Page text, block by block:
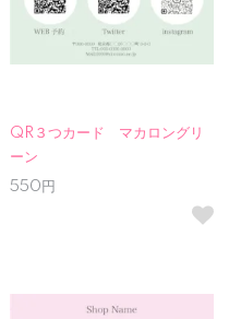
QR３つカード マカロングリ
ーン
550円